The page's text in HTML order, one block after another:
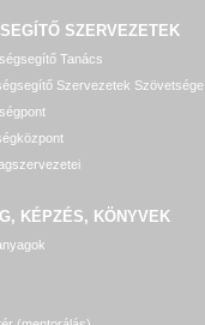
SZERVEZETEK
Tanács
Szervezetek Szövetsége
KÉPZÉS, KÖNYVEK